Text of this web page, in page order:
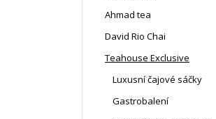
Ahmad tea
David Rio Chai
Teahouse Exclusive
Luxusní čajové sáčky
Gastrobalení